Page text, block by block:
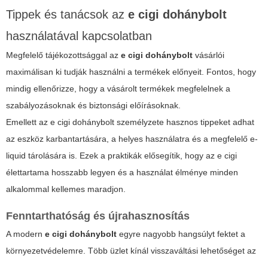
Tippek és tanácsok az e cigi dohánybolt
használatával kapcsolatban
Megfelelő tájékozottsággal az e cigi dohánybolt vásárlói
maximálisan ki tudják használni a termékek előnyeit. Fontos, hogy
mindig ellenőrizze, hogy a vásárolt termékek megfelelnek a
szabályozásoknak és biztonsági előírásoknak.
Emellett az e cigi dohánybolt személyzete hasznos tippeket adhat
az eszköz karbantartására, a helyes használatra és a megfelelő e-
liquid tárolására is. Ezek a praktikák elősegítik, hogy az e cigi
élettartama hosszabb legyen és a használat élménye minden
alkalommal kellemes maradjon.
Fenntarthatóság és újrahasznosítás
A modern e cigi dohánybolt egyre nagyobb hangsúlyt fektet a
környezetvédelemre. Több üzlet kínál visszaváltási lehetőséget az